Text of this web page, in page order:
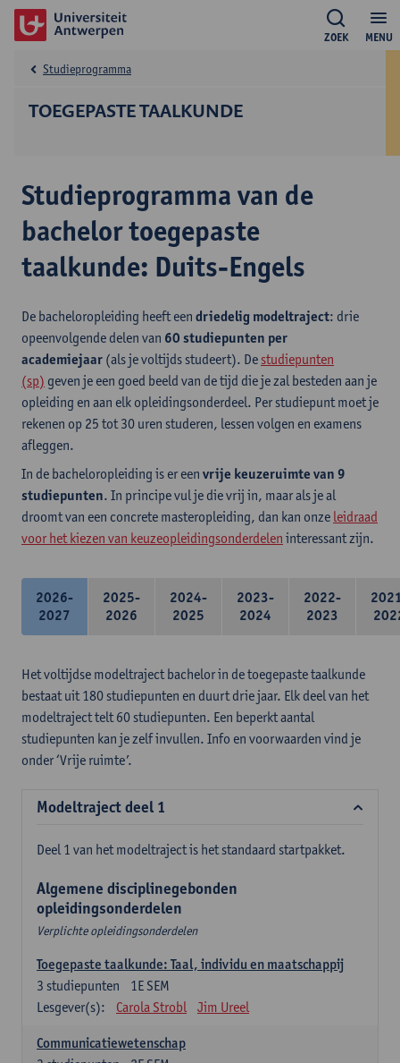
MENU
ZOEK
TOEGEPASTE TAALKUNDE
Studieprogramma
Studieprogramma van de
bachelor toegepaste
taalkunde: Duits-Engels
De bacheloropleiding heeft een driedelig modeltraject: drie
opeenvolgende delen van 60 studiepunten per
academiejaar (als je voltijds studeert). De studiepunten
(sp) geven je een goed beeld van de tijd die je zal besteden aan je
opleiding en aan elk opleidingsonderdeel. Per studiepunt moet je
rekenen op 25 tot 30 uren studeren, lessen volgen en examens
afleggen.
In de bacheloropleiding is er een vrije keuzeruimte van 9
studiepunten. In principe vul je die vrij in, maar als je al
droomt van een concrete masteropleiding, dan kan onze leidraad
voor het kiezen van keuzeopleidingsonderdelen interessant zijn.
2026-
2027
2025-
2026
2024-
2025
2023-
2024
2022-
2023
Het voltijdse modeltraject bachelor in de toegepaste taalkunde
bestaat uit 180 studiepunten en duurt drie jaar. Elk deel van het
modeltraject telt 60 studiepunten. Een beperkt aantal
studiepunten kan je zelf invullen. Info en voorwaarden vind je
onder ‘Vrije ruimte’.
Modeltraject deel 1
Deel 1 van het modeltraject is het standaard startpakket.
Algemene disciplinegebonden
opleidingsonderdelen
Verplichte opleidingsonderdelen
Toegepaste taalkunde: Taal, individu en maatschappij
1E SEM
3 studiepunten
Lesgever(s):
Carola Strobl Jim Ureel
Communicatiewetenschap